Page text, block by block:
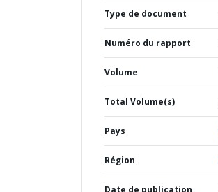
Type de document
Numéro du rapport
Volume
Total Volume(s)
Pays
Région
Date de publication